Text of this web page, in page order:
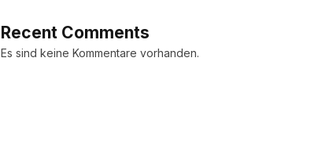
Recent Comments
Es sind keine Kommentare vorhanden.